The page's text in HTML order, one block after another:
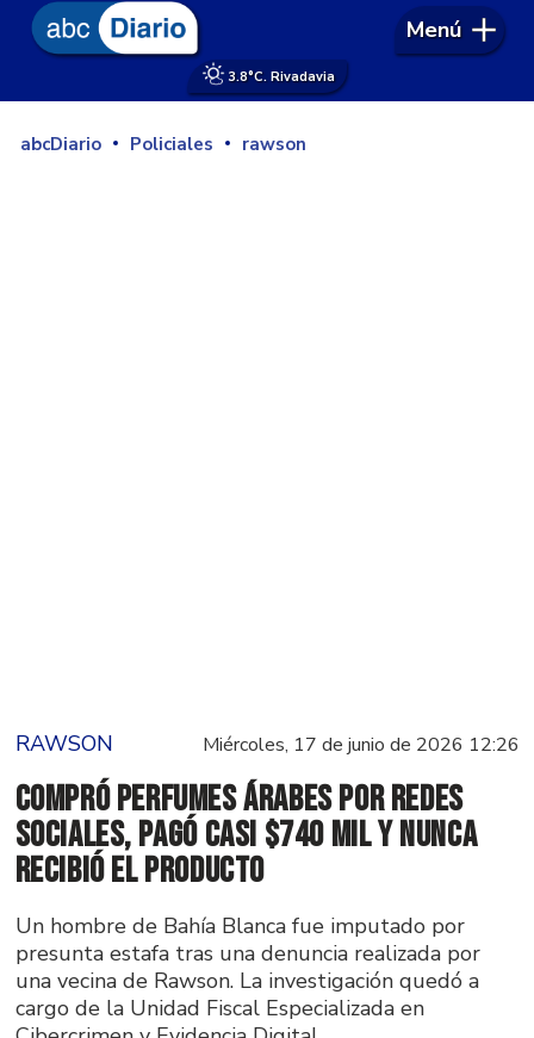
3.8°C. Rivadavia
Menú
abcDiario Policiales rawson
RAWSON Miércoles, 17 de junio de 2026 12:26
Compró perfumes árabes por redes
sociales, pagó casi $740 mil y nunca
recibió el producto
Un hombre de Bahía Blanca fue imputado por
presunta estafa tras una denuncia realizada por
una vecina de Rawson. La investigación quedó a
cargo de la Unidad Fiscal Especializada en